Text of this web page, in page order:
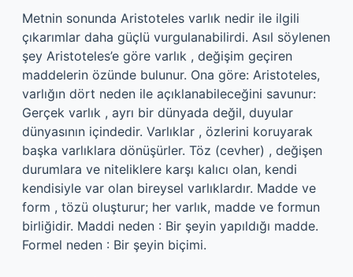
Metnin sonunda Aristoteles varlık nedir ile ilgili
çıkarımlar daha güçlü vurgulanabilirdi. Asıl söylenen
şey Aristoteles’e göre varlık , değişim geçiren
maddelerin özünde bulunur. Ona göre: Aristoteles,
varlığın dört neden ile açıklanabileceğini savunur:
Gerçek varlık , ayrı bir dünyada değil, duyular
dünyasının içindedir. Varlıklar , özlerini koruyarak
başka varlıklara dönüşürler. Töz (cevher) , değişen
durumlara ve niteliklere karşı kalıcı olan, kendi
kendisiyle var olan bireysel varlıklardır. Madde ve
form , tözü oluşturur; her varlık, madde ve formun
birliğidir. Maddi neden : Bir şeyin yapıldığı madde.
Formel neden : Bir şeyin biçimi.